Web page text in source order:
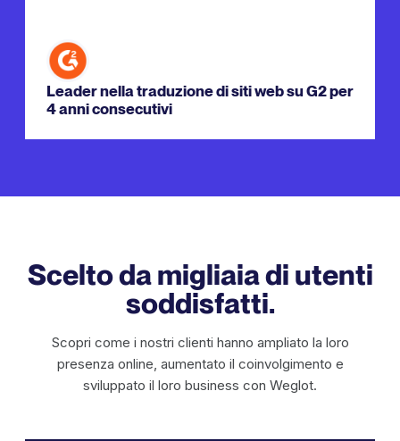
Leader nella traduzione di siti web su G2 per
4 anni consecutivi
Scelto da migliaia di utenti
soddisfatti.
Scopri come i nostri clienti hanno ampliato la loro
presenza online, aumentato il coinvolgimento e
sviluppato il loro business con Weglot.